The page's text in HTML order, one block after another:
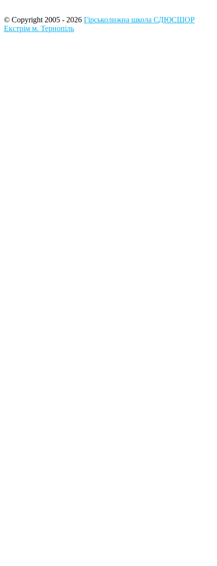
© Copyright 2005 - 2026 Гірськолижна школа СДЮСШОР
Екстрім м. Тернопіль